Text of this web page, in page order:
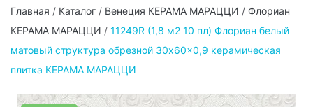
Главная / Каталог / Венеция КЕРАМА МАРАЦЦИ / Флориан
КЕРАМА МАРАЦЦИ / 11249R (1,8 м2 10 пл) Флориан белый
матовый структура обрезной 30x60x0,9 керамическая
плитка КЕРАМА МАРАЦЦИ